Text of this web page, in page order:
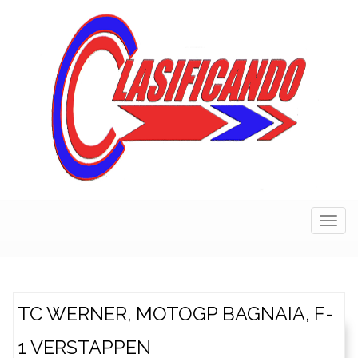
TC WERNER, MOTOGP BAGNAIA, F-
1 VERSTAPPEN